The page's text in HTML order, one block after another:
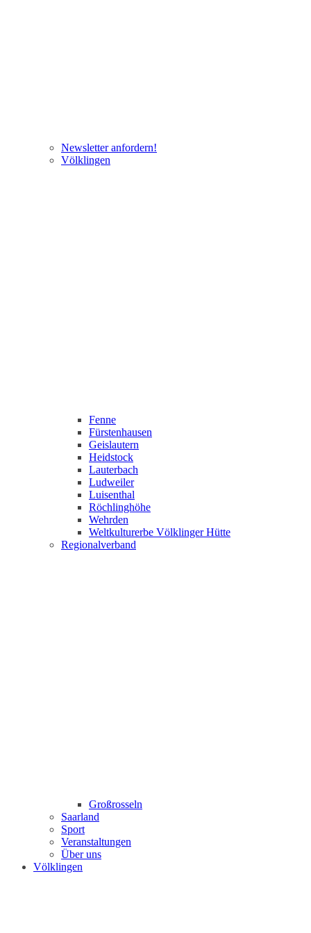
Newsletter anfordern!
Völklingen
Fenne
Fürstenhausen
Geislautern
Heidstock
Lauterbach
Ludweiler
Luisenthal
Röchlinghöhe
Wehrden
Weltkulturerbe Völklinger Hütte
Regionalverband
Großrosseln
Saarland
Sport
Veranstaltungen
Über uns
Völklingen